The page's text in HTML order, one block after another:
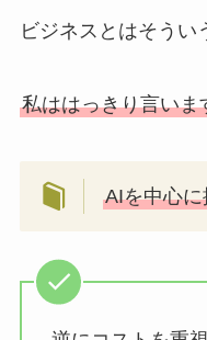
ビジネスとはそうい
私ははっきり言いま
AIを中心